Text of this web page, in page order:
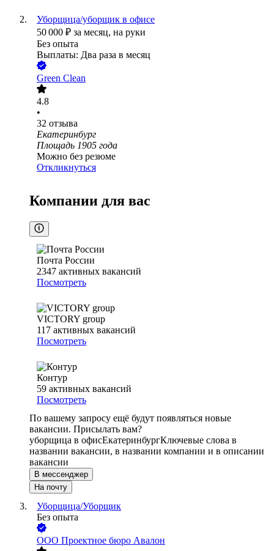
Уборщица/уборщик в офисе
50 000 ₽ за месяц, на руки
Без опыта
Выплаты: Два раза в месяц
Green Clean
4.8
•
32 отзыва
Екатеринбург
Площадь 1905 года
Можно без резюме
Откликнуться
Компании для вас
Почта России
2347 активных вакансий
Посмотреть
VICTORY group
117 активных вакансий
Посмотреть
Контур
59 активных вакансий
Посмотреть
По вашему запросу ещё будут появляться новые
вакансии. Присылать вам?
уборщица в офисЕкатеринбургКлючевые слова в
названии вакансии, в названии компании и в описании
вакансии
В мессенджер
На почту
Уборщица/Уборщик
Без опыта
ООО Проектное бюро Авалон